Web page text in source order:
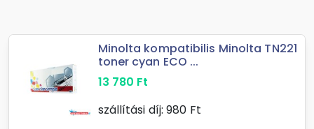
Minolta kompatibilis Minolta TN221
toner cyan ECO ...
13 780 Ft
szállítási díj: 980 Ft